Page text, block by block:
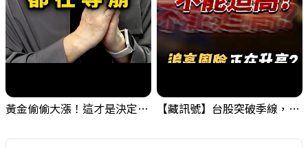
黃金偷偷大漲！這才是決定台股生死的「真風向球」！｜Mr.Jimmy高志銘 #黃金 #美元指數 #聯準會 【藏訊號】台股突破季線，週一我提醒了這個關鍵訊號